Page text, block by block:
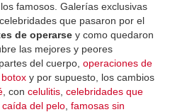
famosos. Galerías exclusivas
que pasaron por el
de operarse y como quedaron
las mejores y peores
del cuerpo, operaciones de
botox y por supuesto, los cambios
, con celulitis celebridades que
caída del pelo famosas sin